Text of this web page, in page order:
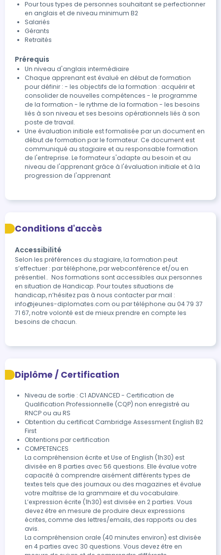
Pour tous types de personnes souhaitant se perfectionner
en anglais et de niveau minimum B2
Salariés
Gérants
Retraités
Prérequis
Un niveau d'anglais intermédiaire
Chaque apprenant est évalué en début de formation
pour définir : - les objectifs de la formation : acquérir et
consolider de nouvelles compétences - le programme
de la formation - le rythme de la formation - les besoins
liés à son niveau et ses besoins opérationnels liés à son
poste de travail.
Une évaluation initiale est formalisée par un document en
début de formation par le formateur. Ce document est
communiqué au stagiaire et au responsable formation
de l'entreprise. Le formateur s'adapte au besoin et au
niveau de l'apprenant grâce à l'évaluation initiale et à la
progression de l'apprenant
Conditions d'accès
Accessibilité
Selon les préférences du stagiaire, la formation peut
s’effectuer : par téléphone, par webconférence et/ou en
présentiel..  Nos formations sont accessibles aux personnes
en situation de Handicap. Pour toutes situations de
handicap, n’hésitez pas à nous contacter par mail :
info@jeunes-diplomates.com ou par téléphone au 04 79 37
71 67, notre volonté est de mieux prendre en compte les
besoins de chacun.
Diplôme / Certification
Niveau de sortie : C1 ADVANCED - Certification de
Qualification Professionnelle (CQP) non enregistré au
RNCP ou au RS
Obtention du certificat Cambridge Assessment English B2
First
Obtentions par certification
COMPETENCES
La compréhension écrite et Use of English (1h30) est
divisée en 8 parties avec 56 questions. Elle évalue votre
capacité à comprendre aisément différents types de
textes tels que des journaux ou des magazines et évalue
votre maîtrise de la grammaire et du vocabulaire.
L’expression écrite (1h30) est divisée en 2 parties. Vous
devez être en mesure de produire deux expressions
écrites, comme des lettres/emails, des rapports ou des
avis.
La compréhension orale (40 minutes environ) est divisée
en 4 parties avec 30 questions. Vous devez être en